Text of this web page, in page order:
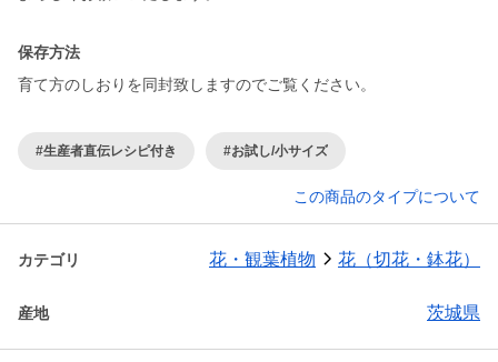
保存方法
育て方のしおりを同封致しますのでご覧ください。
#生産者直伝レシピ付き #お試し/小サイズ
この商品のタイプについて
カテゴリ 花・観葉植物 花（切花・鉢花）
産地 茨城県